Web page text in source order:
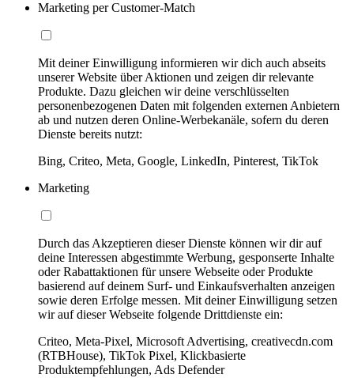
Marketing per Customer-Match
Mit deiner Einwilligung informieren wir dich auch abseits
unserer Website über Aktionen und zeigen dir relevante
Produkte. Dazu gleichen wir deine verschlüsselten
personenbezogenen Daten mit folgenden externen Anbietern
ab und nutzen deren Online-Werbekanäle, sofern du deren
Dienste bereits nutzt:
Bing, Criteo, Meta, Google, LinkedIn, Pinterest, TikTok
Marketing
Durch das Akzeptieren dieser Dienste können wir dir auf
deine Interessen abgestimmte Werbung, gesponserte Inhalte
oder Rabattaktionen für unsere Webseite oder Produkte
basierend auf deinem Surf- und Einkaufsverhalten anzeigen
sowie deren Erfolge messen. Mit deiner Einwilligung setzen
wir auf dieser Webseite folgende Drittdienste ein:
Criteo, Meta-Pixel, Microsoft Advertising, creativecdn.com
(RTBHouse), TikTok Pixel, Klickbasierte
Produktempfehlungen, Ads Defender